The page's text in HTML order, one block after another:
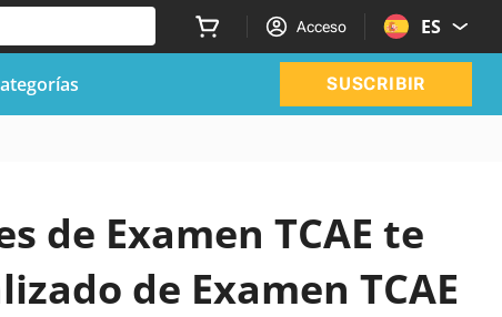
Acceso ES
SUSCRIBIR
de Examen TCAE te
de Examen TCAE